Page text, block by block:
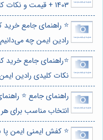
1403 + قیمت و نکات کلیدی 👷‍♂️
⭐️ راهنمای جامع خرید
رادین ایمن چه
⭐️راهنمای جامع خرید
نکات کلیدی رادین
راهنمای جامع ⭐️
انتخاب مناسب برای
⭐️ کفش ایمنی ایمن